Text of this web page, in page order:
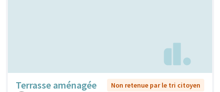
Terrasse aménagée
Non retenue par le tri citoyen